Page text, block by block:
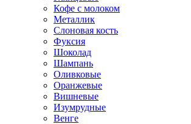
Кофе с молоком
Металлик
Слоновая кость
Фуксия
Шоколад
Шампань
Оливковые
Оранжевые
Вишневые
Изумрудные
Венге